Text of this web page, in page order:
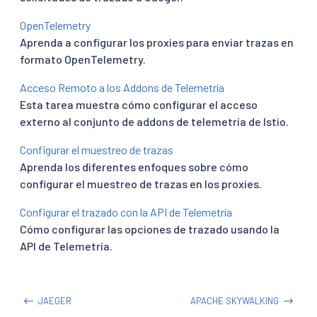
OpenTelemetry
Aprenda a configurar los proxies para enviar trazas en
formato OpenTelemetry.
Acceso Remoto a los Addons de Telemetría
Esta tarea muestra cómo configurar el acceso
externo al conjunto de addons de telemetría de Istio.
Configurar el muestreo de trazas
Aprenda los diferentes enfoques sobre cómo
configurar el muestreo de trazas en los proxies.
Configurar el trazado con la API de Telemetría
Cómo configurar las opciones de trazado usando la
API de Telemetría.
JAEGER APACHE SKYWALKING